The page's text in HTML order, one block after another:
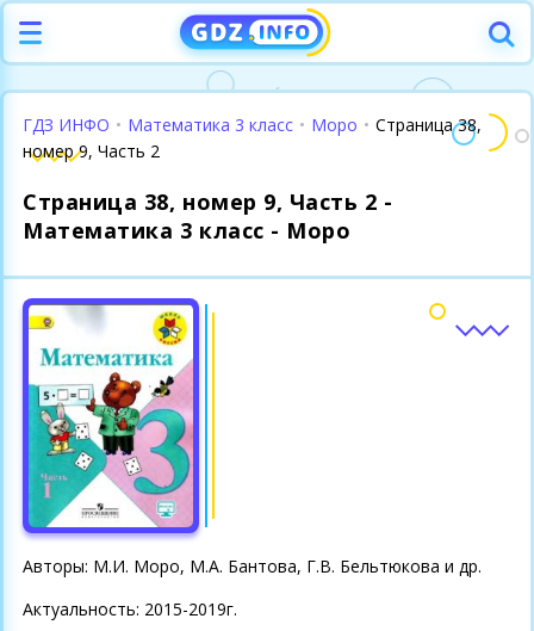
ГДЗ ИНФО • Математика 3 класс • Моро • Страница 38,
номер 9, Часть 2
Страница 38, номер 9, Часть 2 -
Математика 3 класс - Моро
Авторы: М.И. Моро, М.А. Бантова, Г.В. Бельтюкова и др.
Актуальность: 2015-2019г.